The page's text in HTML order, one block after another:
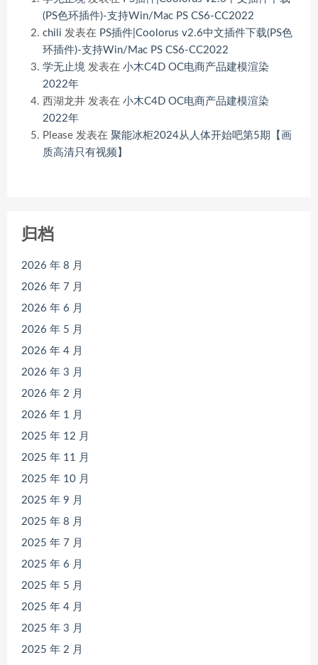
(PS色环插件)-支持Win/Mac PS CS6-CC2022
chili 发表在 PS插件|Coolorus v2.6中文插件下载(PS色
环插件)-支持Win/Mac PS CS6-CC2022
学无止境 发表在 小木C4D OC电商产品建模渲染
2022年
西湖龙井 发表在 小木C4D OC电商产品建模渲染
2022年
Please 发表在 聚能冰柜2024从人体开始吧第5期【画
质高清只有视频】
归档
2026 年 8 月
2026 年 7 月
2026 年 6 月
2026 年 5 月
2026 年 4 月
2026 年 3 月
2026 年 2 月
2026 年 1 月
2025 年 12 月
2025 年 11 月
2025 年 10 月
2025 年 9 月
2025 年 8 月
2025 年 7 月
2025 年 6 月
2025 年 5 月
2025 年 4 月
2025 年 3 月
2025 年 2 月